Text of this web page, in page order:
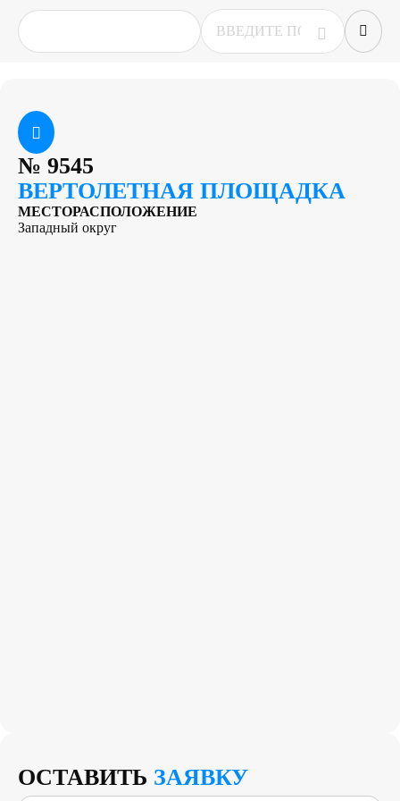
№ 9545
ВЕРТОЛЕТНАЯ ПЛОЩАДКА
МЕСТОРАСПОЛОЖЕНИЕ
Западный округ
ОСТАВИТЬ ЗАЯВКУ